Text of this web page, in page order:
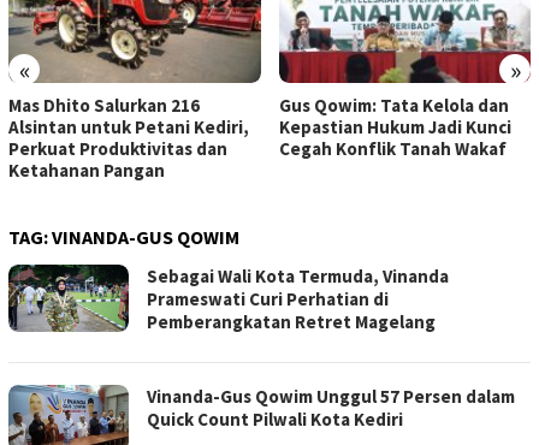
« »
Mas Dhito Salurkan 216
Alsintan untuk Petani Kediri,
Perkuat Produktivitas dan
Ketahanan Pangan
Gus Qowim: Tata Kelola dan
Kepastian Hukum Jadi Kunci
Cegah Konflik Tanah Wakaf
TAG:VINANDA-GUS QOWIM
Sebagai Wali Kota Termuda, Vinanda
Prameswati Curi Perhatian di
Pemberangkatan Retret Magelang
Vinanda-Gus Qowim Unggul 57 Persen dalam
Quick Count Pilwali Kota Kediri